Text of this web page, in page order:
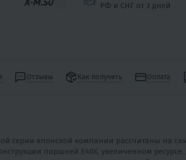
РФ и СНГ от 3 дней
Отзывы Как получить Оплата
серии японской компании рассчитаны на
поршней E40X, увеличенном ресурсе.